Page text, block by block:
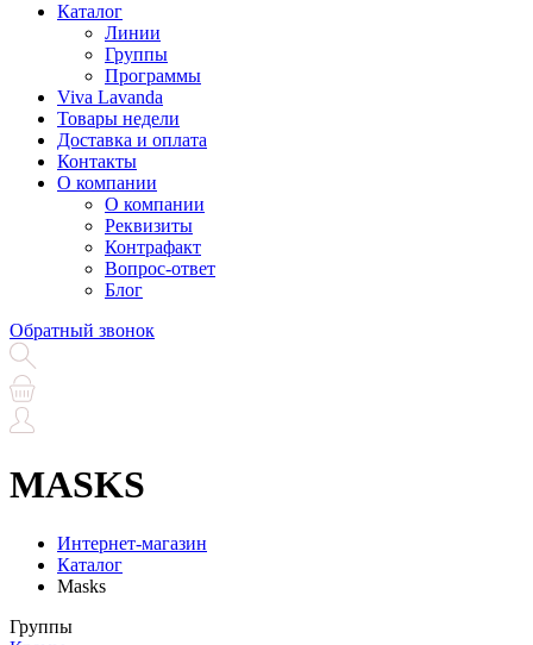
Каталог
Линии
Группы
Программы
Viva Lavanda
Товары недели
Доставка и оплата
Контакты
О компании
О компании
Реквизиты
Контрафакт
Вопрос-ответ
Блог
Обратный звонок
MASKS
Интернет-магазин
Каталог
Masks
Группы